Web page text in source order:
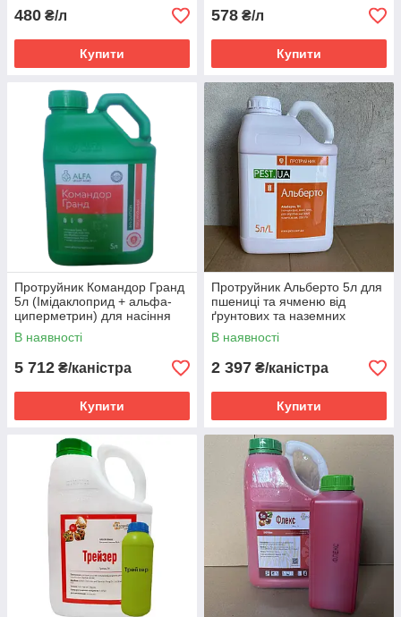
480 ₴/л
Купити
578 ₴/л
Купити
Протруйник Командор Гранд
5л (Імідаклоприд + альфа-
циперметрин) для насіння
пшениці, кукурудзи,
соняшника від жужелиці
В наявності
5 712 ₴/каністра
Купити
Протруйник Альберто 5л для
пшениці та ячменю від
ґрунтових та наземних
шкідників (тіаметоксам, 350 г/
л)
В наявності
2 397 ₴/каністра
Купити